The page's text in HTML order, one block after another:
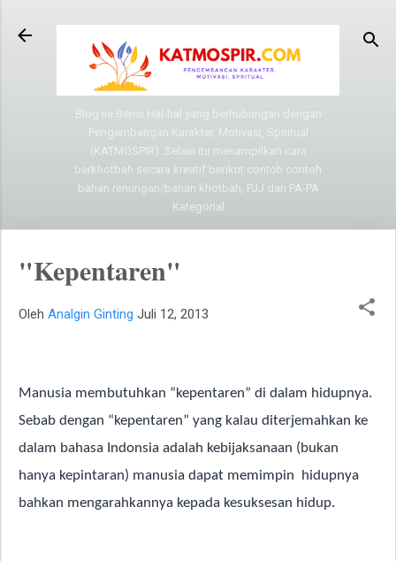
Langsung ke konten utama
Blog ini Berisi Hal-hal yang berhubungan dengan
Pengembangan Karakter, Motivasi, Spiritual
(KATMOSPIR). Selain itu menampilkan cara
berkhotbah secara kreatif berikut contoh contoh
bahan renungan/bahan khotbah, PJJ dan PA-PA
Kategorial
"Kepentaren"
Oleh Analgin Ginting Juli 12, 2013
Manusia membutuhkan “kepentaren” di dalam hidupnya.
Sebab dengan “kepentaren” yang kalau diterjemahkan ke
dalam bahasa Indonsia adalah kebijaksanaan (bukan
hanya kepintaran) manusia dapat memimpin
hidupnya
bahkan mengarahkannya kepada kesuksesan hidup.